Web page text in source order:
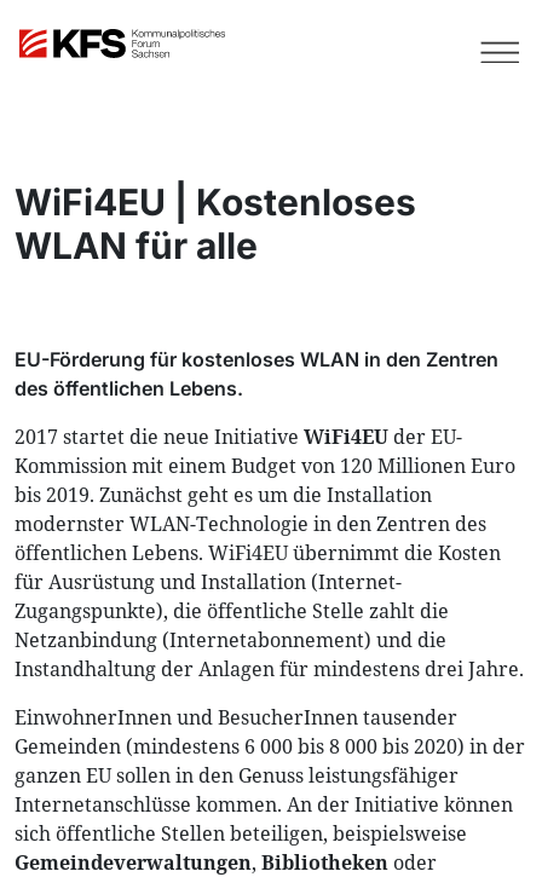
WiFi4EU | Kostenloses
WLAN für alle
EU-Förderung für kostenloses WLAN in den Zentren
des öffentlichen Lebens.
2017 startet die neue Initiative WiFi4EU der EU-
Kommission mit einem Budget von 120 Millionen Euro
bis 2019. Zunächst geht es um die Installation
modernster WLAN-Technologie in den Zentren des
öffentlichen Lebens. WiFi4EU übernimmt die Kosten
für Ausrüstung und Installation (Internet-
Zugangspunkte), die öffentliche Stelle zahlt die
Netzanbindung (Internetabonnement) und die
Instandhaltung der Anlagen für mindestens drei Jahre.
EinwohnerInnen und BesucherInnen tausender
Gemeinden (mindestens 6 000 bis 8 000 bis 2020) in der
ganzen EU sollen in den Genuss leistungsfähiger
Internetanschlüsse kommen. An der Initiative können
sich öffentliche Stellen beteiligen, beispielsweise
Gemeindeverwaltungen, Bibliotheken oder